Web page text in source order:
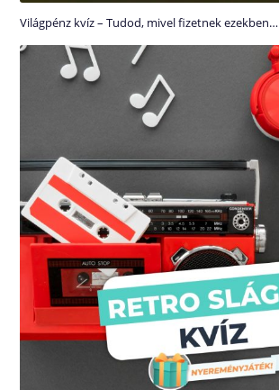
Világpénz kvíz – Tudod, mivel fizetnek ezekben…